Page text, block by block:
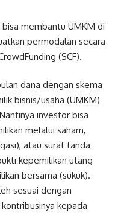
membantu UMKM di
permodalan secara
(SCF).
dana dengan skema
bisnis/usaha (UMKM)
investor bisa
melalui saham,
atau surat tanda
kepemilikan utang
bersama (sukuk).
sesuai dengan
kepada